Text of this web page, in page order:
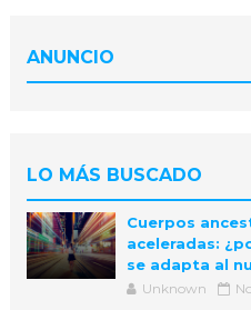
ANUNCIO
LO MÁS BUSCADO
Cuerpos
aceleradas:
se adapta al
Unknown